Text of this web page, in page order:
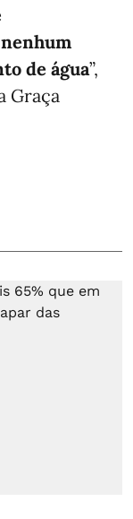
de água”,
Graça